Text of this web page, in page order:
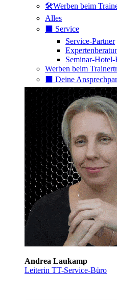
🛠️Werben beim
Alles
⬛️ Service
Service-Partner
Seminar-
Werben beim
⬛️ Deine
Andrea Laukamp
Leiterin TT-Service-Büro